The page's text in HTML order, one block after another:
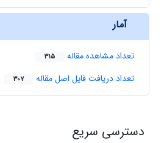
آمار
تعداد مشاهده مقاله 315
تعداد دریافت فایل اصل مقاله 307
دسترسی سریع